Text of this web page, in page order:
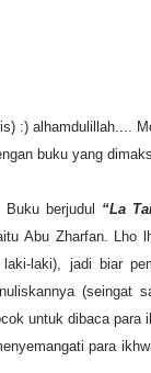
:) alhamdulillah....
buku yang
berjudul “La
Abu Zharfan. Lho
laki), jadi biar
(seingat
untuk dibaca para
para